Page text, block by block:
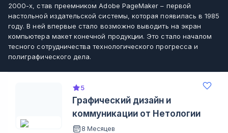
2000-х, став преемником Adobe PageMaker – первой
настольной издательской системы, которая появилась в 1985
году. В ней впервые стало возможно выводить на экран
компьютера макет конечной продукции. Это стало началом
тесного сотрудничества технологического прогресса и
полиграфического дела.
5
Графический дизайн и
коммуникации от Нетологии
8 Месяцев